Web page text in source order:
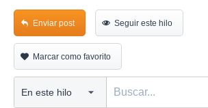
Enviar post Seguir este hilo
Marcar como favorito